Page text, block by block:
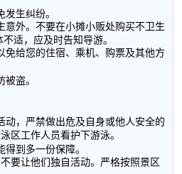
生纠纷。
意外。不要在小摊小贩处购买不卫生
适，应及时告知导游。
免给您的住宿、乘机、购票及其他方
盗。
动，严禁做出危及自身或他人安全的
区工作人员看护下游泳。
到多一份保障。
要让他们独自活动。严格按照景区